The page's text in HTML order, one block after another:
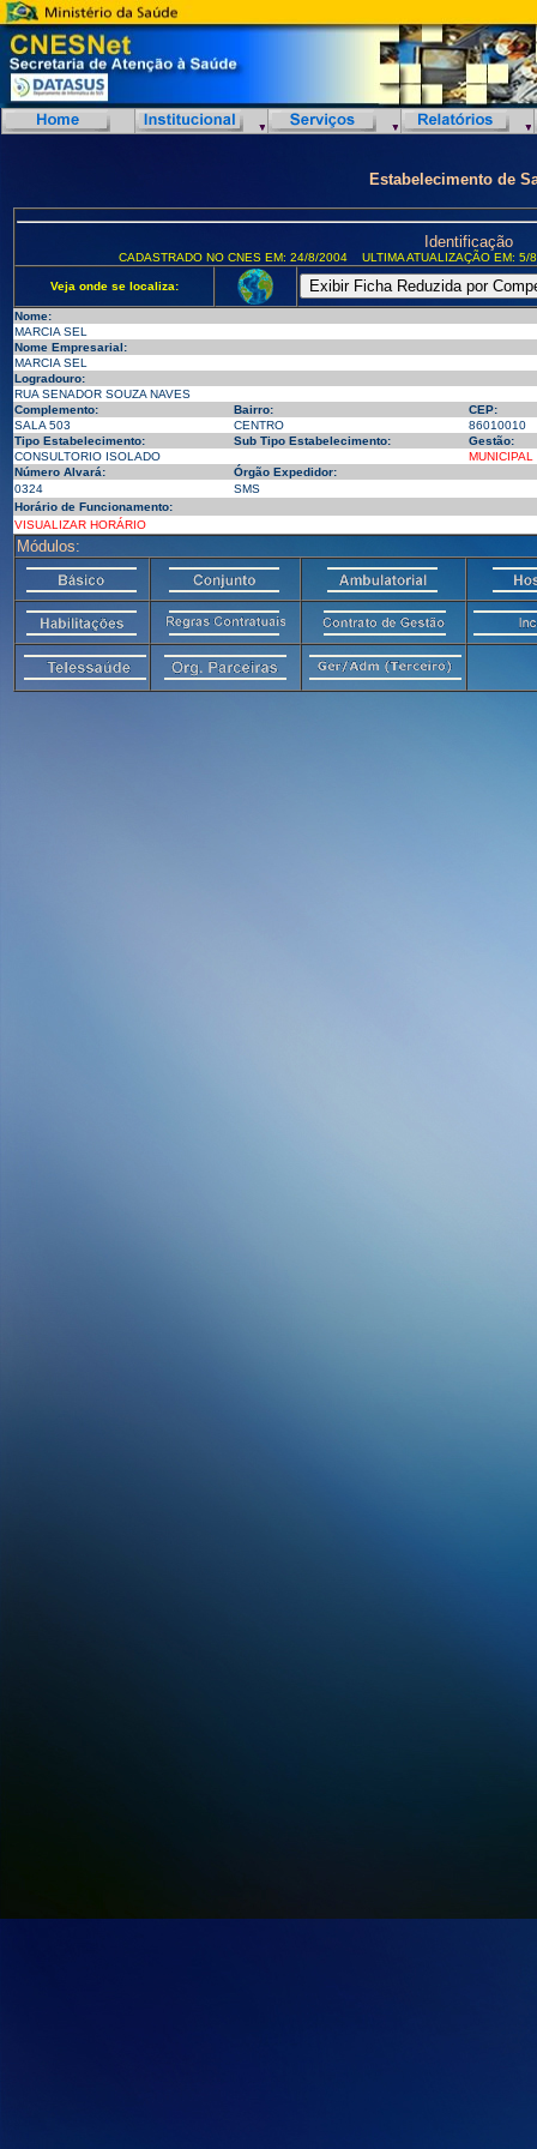
Estabelecimento de
Identificação
CADASTRADO NO CNES EM: 24/8/2004 ULTIMA ATUALIZAÇÃO EM:
Veja onde se localiza:
Nome:
MARCIA SEL
Nome Empresarial:
MARCIA SEL
Logradouro:
RUA SENADOR SOUZA NAVES
Complemento:
Bairro:
CEP:
SALA 503
CENTRO
86010010
Tipo Estabelecimento:
Sub Tipo Estabelecimento:
Gestão:
CONSULTORIO ISOLADO
MUNICIPAL
Número Alvará:
Órgão Expedidor:
0324
SMS
Horário de Funcionamento:
VISUALIZAR HORÁRIO
Módulos: